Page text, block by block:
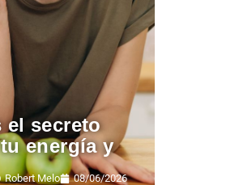
el secreto
energía y
Robert Melo 08/06/2026